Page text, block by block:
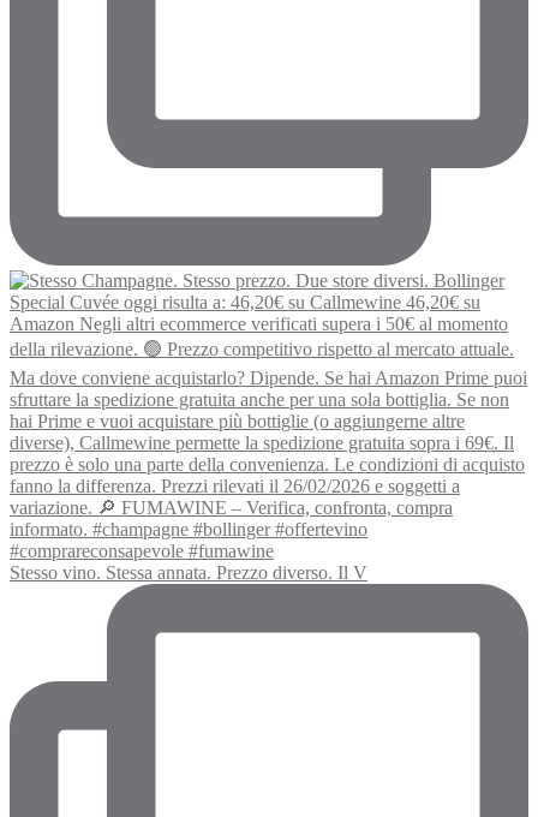
Stesso vino. Stessa annata. Prezzo diverso. Il V